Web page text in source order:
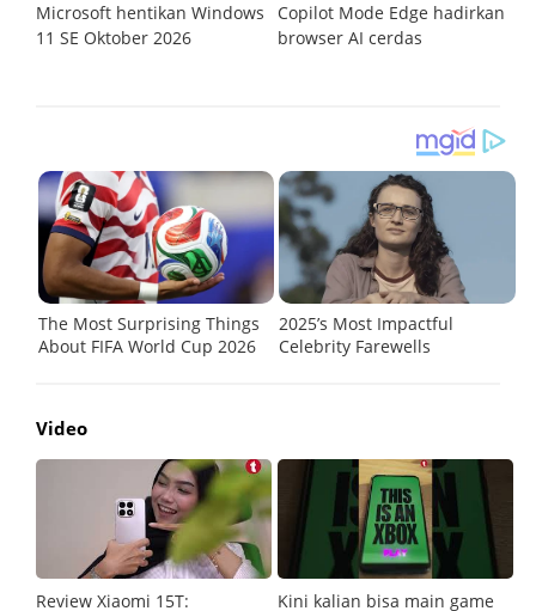
Microsoft hentikan Windows
11 SE Oktober 2026
Copilot Mode Edge hadirkan
browser AI cerdas
Video
Review Xiaomi 15T: Kini kalian bisa main game